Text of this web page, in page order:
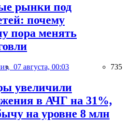
рынки под
почему
пора менять
07 августа, 00:03 735
увеличили
в АЧГ на 31%,
на уровне 8 млн